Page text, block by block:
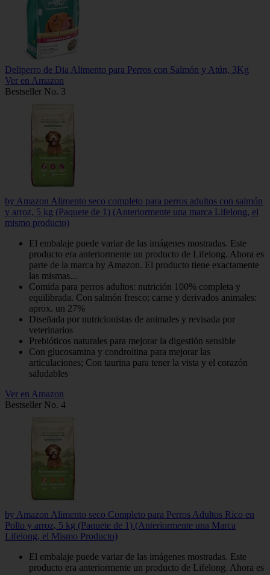
Deliperro de Dia Alimento para Perros con Salmón y Atún, 3Kg
Ver en Amazon
Bestseller No. 3
by Amazon Alimento seco completo para perros adultos con salmón
y arroz, 5 kg (Paquete de 1) (Anteriormente una marca Lifelong, el
mismo producto)
El embalaje puede variar de las imágenes mostradas. Este
producto era anteriormente un producto de Lifelong. Ahora es
parte de la marca by Amazon. El producto tiene exactamente
las mismas...
Comida para perros adultos: nutrición 100% completa y
equilibrada. Con salmón fresco; carne y derivados animales:
aprox. un 27%
Diseñada por nutricionistas de animales y revisada por
veterinarios
Prebióticos naturales para mejorar la digestión sensible
Con glucosamina y condroitina para mejorar las
articulaciones; Con taurina para tener la vista y el corazón
saludables
Ver en Amazon
Bestseller No. 4
by Amazon Alimento seco Completo para Perros Adultos Rico en
Pollo y arroz, 5 kg (Paquete de 1) (Anteriormente una Marca
Lifelong, el Mismo Producto)
El embalaje puede variar de las imágenes mostradas. Este
producto era anteriormente un producto de Lifelong. Ahora es